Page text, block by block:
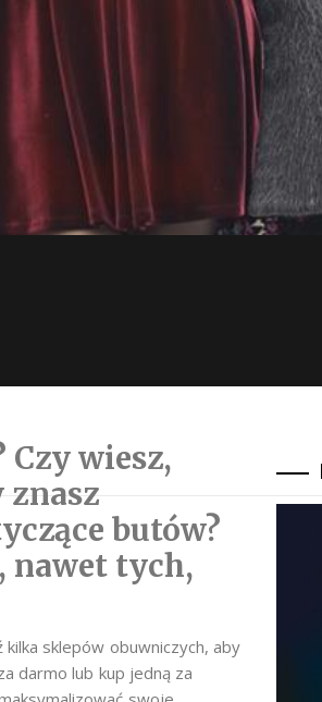
wiesz,
znasz
butów?
nawet tych,
sklepów obuwniczych, aby
darmo lub kup jedną za